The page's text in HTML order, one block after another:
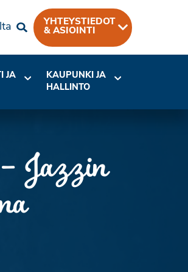
YHTEYSTIEDOT
& ASIOINTI
JA
KAUPUNKI JA
HALLINTO
Jazzin